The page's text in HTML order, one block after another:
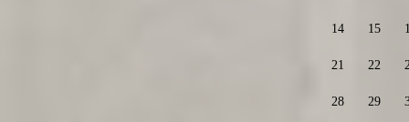
14 15
21 22
28 29